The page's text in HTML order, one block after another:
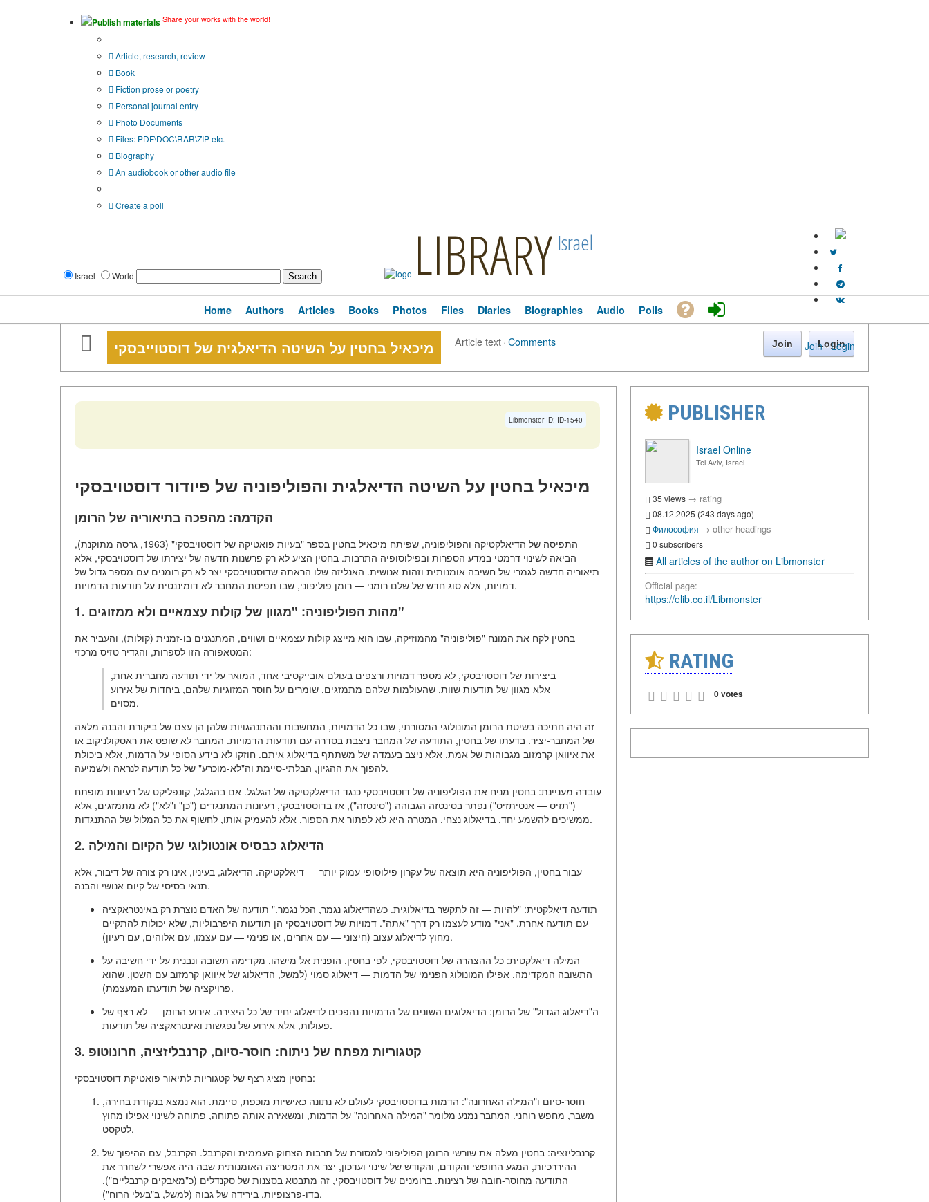
Publish materials Share your works with the world!
Article, research, review
Book
Fiction prose or poetry
Personal journal entry
Photo Documents
Files: PDF\DOC\RAR\ZIP etc.
Biography
An audiobook or other audio file
Create a poll
Israel World LIBRARY Israel
Join · Login
Home Authors Articles Books Photos Files Diaries Biographies Audio Polls
מיכאיל בחטין על השיטה הדיאלגית של דוסטוייבסקי Article text·Comments Join Login
Libmonster ID: ID-1540
מיכאיל בחטין על השיטה הדיאלגית והפוליפוניה של פיודור דוסטויבסקי
הקדמה: מהפכה בתיאוריה של הרומן
התפיסה של הדיאלקטיקה והפוליפוניה, שפיתח מיכאיל בחטין בספר "בעיות פואטיקה של דוסטויבסקי" (1963, גרסה מתוקנת),
הביאה לשינוי דרמטי במדע הספרות ובפילוסופיה התרבות. בחטין הציע לא רק פרשנות חדשה של יצירתו של דוסטויבסקי, אלא
תיאוריה חדשה לגמרי של חשיבה אומנותית וזהות אנושית. האנליזה שלו הראתה שדוסטויבסקי יצר לא רק רומנים עם מספר גדול של
דמויות, אלא סוג חדש של שלם רומני — רומן פוליפוני, שבו תפיסת המחבר לא דומיננטית על תודעות הדמויות.
1. מהות הפוליפוניה: "מגוון של קולות עצמאיים ולא ממזוגים"
בחטין לקח את המונח "פוליפוניה" מהמוזיקה, שבו הוא מייצג קולות עצמאיים ושווים, המתנגנים בו-זמנית (קולות), והעביר את
המטאפורה הזו לספרות, והגדיר טזיס מרכזי:
ביצירות של דוסטויבסקי, לא מספר דמויות ורצפים בעולם אובייקטיבי אחד, המואר על ידי תודעה מחברית אחת,
אלא מגוון של תודעות שוות, שהעולמות שלהם מתמזגים, שומרים על חוסר המזוגיות שלהם, ביחדות של אירוע
מסוים.
זה היה חתיכה בשיטת הרומן המונולוגי המסורתי, שבו כל הדמויות, המחשבות וההתנהגויות שלהן הן עצם של ביקורת והבנה מלאה
של המחבר-יציר. בדעתו של בחטין, התודעה של המחבר ניצבת בסדרה עם תודעות הדמויות. המחבר לא שופט את ראסקולניקוב או
את איוואן קרמזוב מגבוהות של אמת, אלא ניצב בעמדה של משתתף בדיאלוג איתם. חוזקו לא בידע הסופי על הדמות, אלא ביכולת
להפוך את ההגיון, הבלתי-סיימת וה"לא-מוכרע" של כל תודעה לנראה ולשמיעה.
עובדה מעניינת: בחטין מניח את הפוליפוניה של דוסטויבסקי כנגד הדיאלקטיקה של הגלגל. אם בהגלגל, קונפליקט של רעיונות מופתח
("תזיס — אנטיתזיס") נפתר בסינטזה הגבוהה ("סינטזה"), אז בדוסטויבסקי, רעיונות המתנגדים ("כן" ו"לא") לא מתמזגים, אלא
ממשיכים להשמע יחד, בדיאלוג נצחי. המטרה היא לא לפתור את הספור, אלא להעמיק אותו, לחשוף את כל המלול של ההתנגדות.
2. הדיאלוג כבסיס אונטולוגי של הקיום והמילה
עבור בחטין, הפוליפוניה היא תוצאה של עקרון פילוסופי עמוק יותר — דיאלקטיקה. הדיאלוג, בעיניו, אינו רק צורה של דיבור, אלא
תנאי בסיסי של קיום אנושי והבנה.
תודעה דיאלקטית: "להיות — זה לתקשר בדיאלוגית. כשהדיאלוג נגמר, הכל נגמר." תודעה של האדם נוצרת רק באינטראקציה
עם תודעה אחרת. "אני" מודע לעצמו רק דרך "אתה". דמויות של דוסטויבסקי הן תודעות היפרבוליות, שלא יכולות להתקיים
מחוץ לדיאלוג עצוב (חיצוני — עם אחרים, או פנימי — עם עצמו, עם אלוהים, עם רעיון).
המילה דיאלקטית: כל ההצהרה של דוסטויבסקי, לפי בחטין, הופנית אל מישהו, מקדימה תשובה ונבנית על ידי חשיבה על
התשובה המקדימה. אפילו המונולוג הפנימי של הדמות — דיאלוג סמוי (למשל, הדיאלוג של איוואן קרמזוב עם השטן, שהוא
פרויקציה של תודעתו המעצמת).
ה"דיאלוג הגדול" של הרומן: הדיאלוגים השונים של הדמויות נהפכים לדיאלוג יחיד של כל היצירה. אירוע הרומן — לא רצף של
פעולות, אלא אירוע של נפגשות ואינטראקציה של תודעות.
3. קטגוריות מפתח של ניתוח: חוסר-סיום, קרנבליזציה, חרונוטופ
בחטין מציג רצף של קטגוריות לתיאור פואטיקת דוסטויבסקי:
חוסר-סיום ו"המילה האחרונה": הדמות בדוסטויבסקי לעולם לא נתונה כאישיות מוכפת, סיימת. הוא נמצא בנקודת בחירה,
משבר, מחפש רוחני. המחבר נמנע מלומר "המילה האחרונה" על הדמות, ומשאירה אותה פתוחה, פתוחה לשינוי אפילו מחוץ
לטקסט.
קרנבליזציה: בחטין מעלה את שורשי הרומן הפוליפוני למסורת של תרבות הצחוק העממית והקרנבל. הקרנבל, עם ההיפוך של
ההיררכיות, המגע החופשי והקודם, והקודש של שינוי ועדכון, יצר את המטריצה האומנותית שבה היה אפשרי לשחרר את
התודעה מחוסר-חובה של רצינות. ברומנים של דוסטויבסקי, זה מתבטא בסצנות של סקנדלים (כ"מאבקים קרנבליים"),
בדו-פרצופיות, בירידה של גבוה (למשל, ב"בעלי הרוח").
PUBLISHER
Israel Online
Tel Aviv, Israel
35 views → rating
08.12.2025 (243 days ago)
Философия → other headings
0 subscribers
All articles of the author on Libmonster
Official page:
https://elib.co.il/Libmonster
RATING
0 votes